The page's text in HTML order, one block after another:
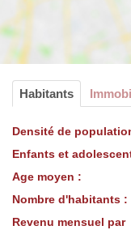
Habitants
Densité de
Enfants et
Age moyen :
Nombre d'habitants :
Revenu mensuel par